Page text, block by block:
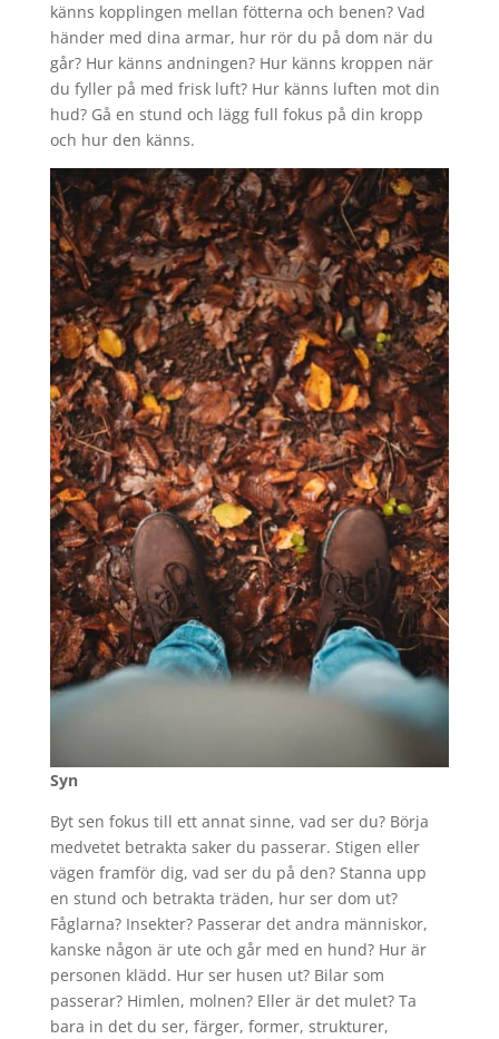
känns kopplingen mellan fötterna och benen? Vad
händer med dina armar, hur rör du på dom när du
går? Hur känns andningen? Hur känns kroppen när
du fyller på med frisk luft? Hur känns luften mot din
hud? Gå en stund och lägg full fokus på din kropp
och hur den känns.
Syn
Byt sen fokus till ett annat sinne, vad ser du? Börja
medvetet betrakta saker du passerar. Stigen eller
vägen framför dig, vad ser du på den? Stanna upp
en stund och betrakta träden, hur ser dom ut?
Fåglarna? Insekter? Passerar det andra människor,
kanske någon är ute och går med en hund? Hur är
personen klädd. Hur ser husen ut? Bilar som
passerar? Himlen, molnen? Eller är det mulet? Ta
bara in det du ser, färger, former, strukturer,